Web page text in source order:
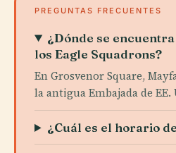
PREGUNTAS FRECUENTES
¿Dónde se
los Eagle Squadrons?
En Grosvenor Square,
la antigua Embajada de EE.
¿Cuál es el horario